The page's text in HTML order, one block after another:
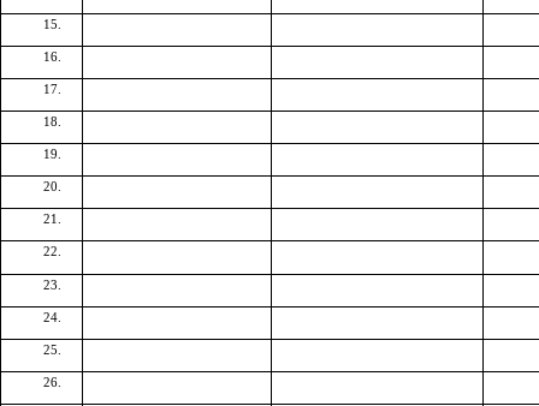
15.
16.
17.
18.
19.
20.
21.
22.
23.
24.
25.
26.